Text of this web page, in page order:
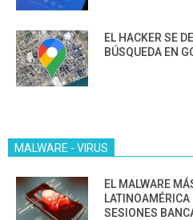
EL HACKER SE
BÚSQUEDA EN
MALWARE - VIRUS
EL MALWARE
LATINOAMÉRICA
SESIONES